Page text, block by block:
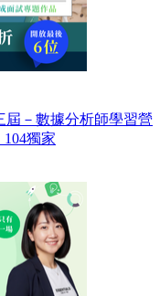
屆－數據分析師學習營
104獨家